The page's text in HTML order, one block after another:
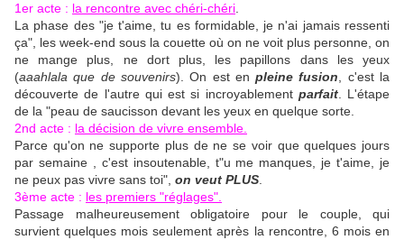
1er acte : la rencontre avec chéri-chéri
La phase des "je t'aime, tu es formidable, je n'ai jamais ressenti
ça", les week-end sous la couette où on ne voit plus personne, on
ne mange plus, ne dort plus, les papillons dans les yeux
(aaahlala que de souvenirs). On est enpleine fusion , c'est la
découverte de l'autre qui est si incroyablement parfait. L'étape
de la "peau de saucisson devant les yeux en quelque sorte.
2nd acte : la décision de vivre ensemble.
Parce qu'on ne supporte plus de ne se voir que quelques jours
par semaine , c'est insoutenable, t"u me manques, je t'aime, je
ne peux pas vivre sans toi", on veut PLUS
3ème acte : les premiers "réglages".
Passage malheureusement obligatoire pour le couple, qui
survient quelques mois seulement après la rencontre, 6 mois en